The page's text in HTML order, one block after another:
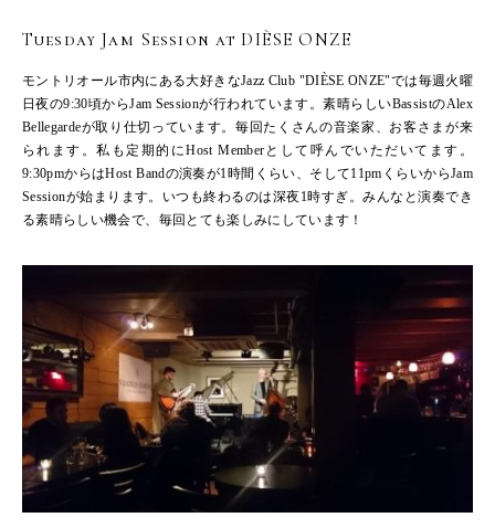
Tuesday Jam Session at DIÈSE ONZE
モントリオール市内にある大好きなJazz Club "DIÈSE ONZE"では毎週火曜
日夜の9:30頃からJam Sessionが行われています。素晴らしいBassistのAlex
Bellegardeが取り仕切っています。毎回たくさんの音楽家、お客さまが来
られます。私も定期的にHost Memberとして呼んでいただいてます。
9:30pmからはHost Bandの演奏が1時間くらい、そして11pmくらいからJam
Sessionが始まります。いつも終わるのは深夜1時すぎ。みんなと演奏でき
る素晴らしい機会で、毎回とても楽しみにしています！